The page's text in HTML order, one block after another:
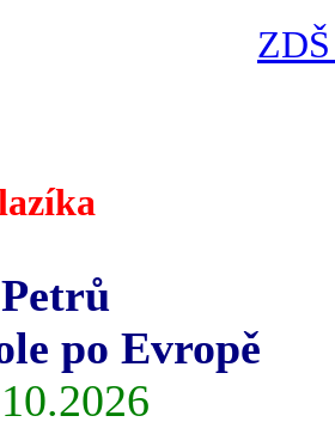
po Evropě